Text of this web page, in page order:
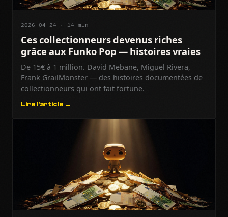
2026-04-24 · 14 min
Ces collectionneurs devenus riches
grâce aux Funko Pop — histoires vraies
De 15€ à 1 million. David Mebane, Miguel Rivera,
Frank GrailMonster — des histoires documentées de
collectionneurs qui ont fait fortune.
Lire l'article →